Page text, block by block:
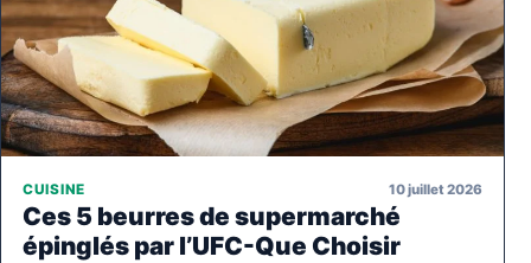
CUISINE 10 juillet 2026
Ces 5 beurres de supermarché
épinglés par l’UFC-Que Choisir